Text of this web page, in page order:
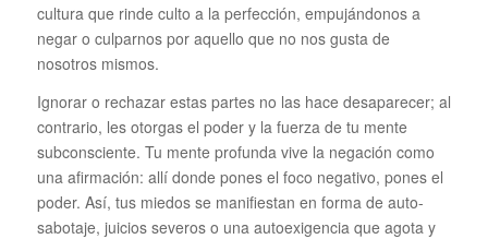
cultura que rinde culto a la perfección, empujándonos a
negar o culparnos por aquello que no nos gusta de
nosotros mismos.
Ignorar o rechazar estas partes no las hace desaparecer; al
contrario, les otorgas el poder y la fuerza de tu mente
subconsciente. Tu mente profunda vive la negación como
una afirmación: allí donde pones el foco negativo, pones el
poder. Así, tus miedos se manifiestan en forma de auto-
sabotaje, juicios severos o una autoexigencia que agota y